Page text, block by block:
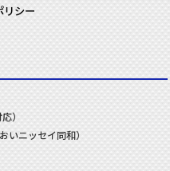
リシー
）
いニッセイ同和）